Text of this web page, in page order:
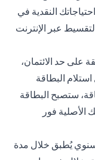
النقدية في
عبر الإنترنت
على حد الائتمان،
البطاقة
ستصبح البطاقة
الأصلية فور
15% هو معدل سنوي يُطبق خلال مدة